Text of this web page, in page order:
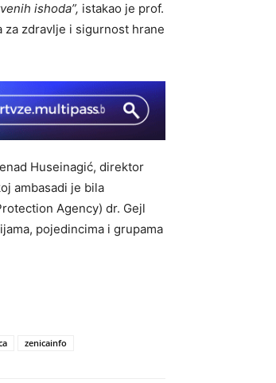
ishoda”, istakao je prof.
za zdravlje i sigurnost hrane
Huseinagić, direktor
ambasadi je bila
Agency) dr. Gejl
pojedincima i grupama
zenicainfo